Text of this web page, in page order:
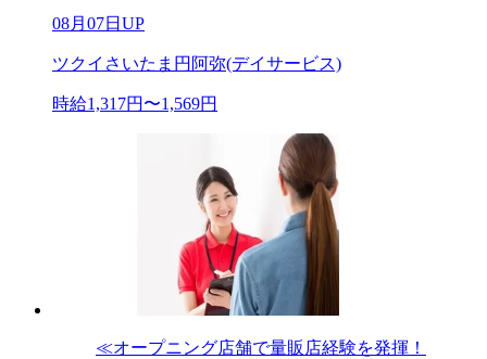
08月07日UP
ツクイさいたま円阿弥(デイサービス)
時給1,317円〜1,569円
≪オープニング店舗で量販店経験を発揮！